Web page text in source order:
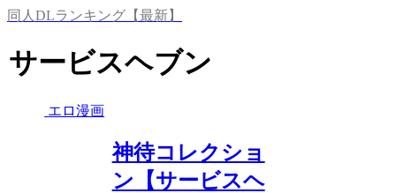
同人DLランキング【最新】
サービスヘブン
エロ漫画
神待コレクショ
ン【サービスヘ